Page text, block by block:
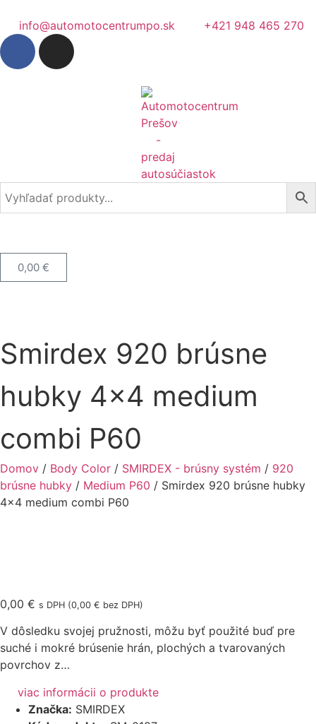
info@automotocentrumpo.sk +421 948 465 270
0,00 €
Smirdex 920 brúsne
hubky 4×4 medium
combi P60
Domov / Body Color / SMIRDEX - brúsny systém / 920
brúsne hubky / Medium P60 / Smirdex 920 brúsne hubky
4×4 medium combi P60
0,00 € s DPH (0,00 € bez DPH)
V dôsledku svojej pružnosti, môžu byť použité buď pre
suché i mokré brúsenie hrán, plochých a tvarovaných
povrchov z…
viac informácii o produkte
Značka: SMIRDEX